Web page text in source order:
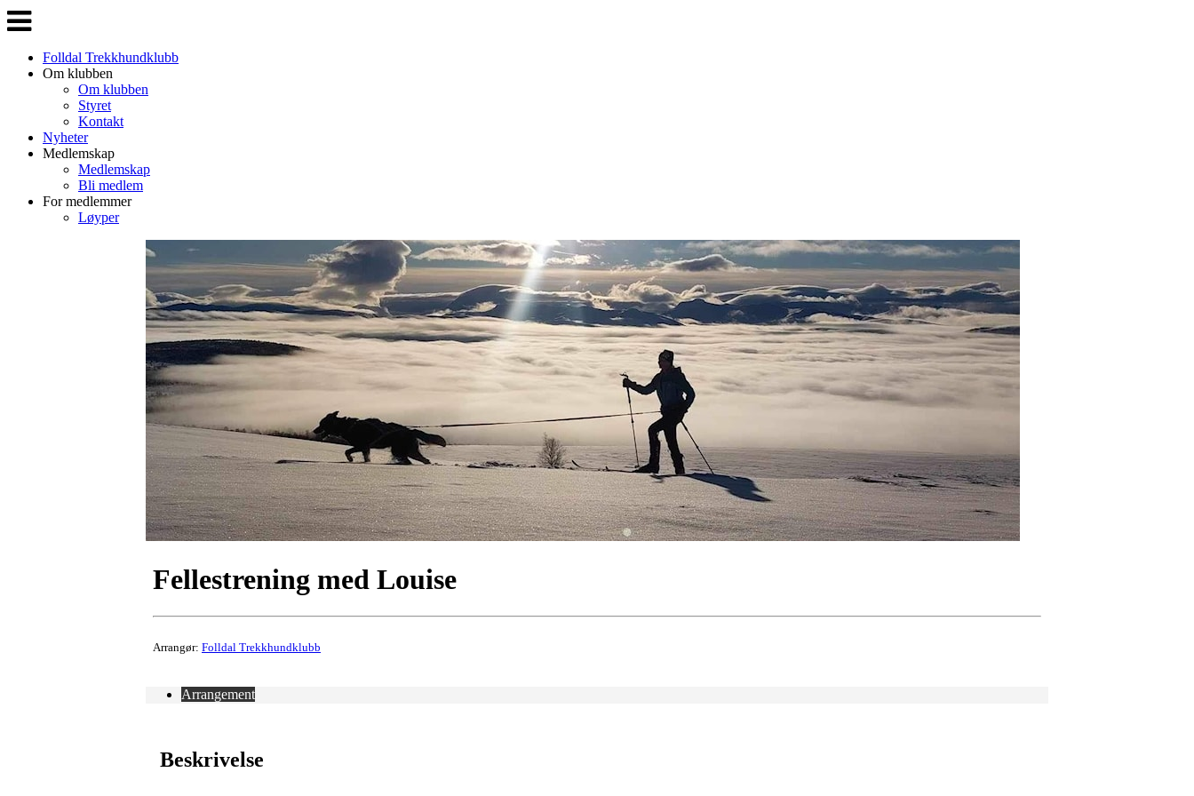
Veksle
navigasjon
Folldal Trekkhundklubb
Om klubben
Om klubben
Styret
Kontakt
Nyheter
Medlemskap
Medlemskap
Bli medlem
For medlemmer
Løyper
Fellestrening med Louise
Arrangør: Folldal Trekkhundklubb
Arrangement
Beskrivelse